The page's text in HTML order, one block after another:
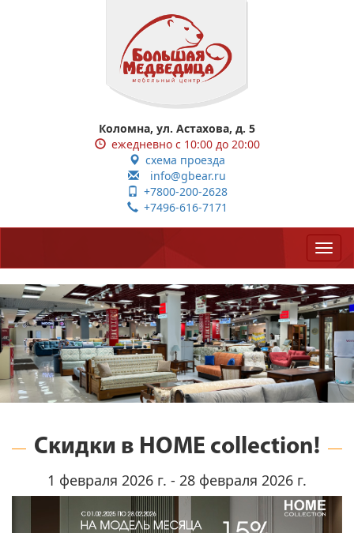
Коломна, ул. Астахова, д. 5
ежедневно с 10:00 до 20:00
схема проезда
info@gbear.ru
+7800-200-2628
+7496-616-7171
Скидки в HOME collection!
1 февраля 2026 г. - 28 февраля 2026 г.